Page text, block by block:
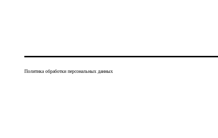
Политика обработки персональных данных